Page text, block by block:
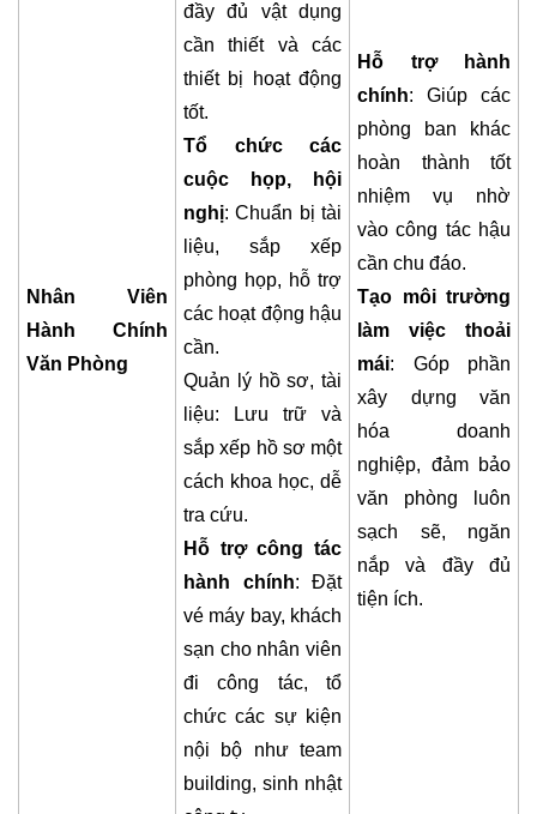
Nhân Viên
Hành Chính
Văn Phòng
đầy đủ vật dụng
cần thiết và các
thiết bị hoạt động
tốt.
Tổ chức các
cuộc họp, hội
nghị: Chuẩn bị tài
liệu, sắp xếp
phòng họp, hỗ trợ
các hoạt động hậu
cần.
Quản lý hồ sơ, tài
liệu: Lưu trữ và
sắp xếp hồ sơ một
cách khoa học, dễ
tra cứu.
Hỗ trợ công tác
hành chính: Đặt
vé máy bay, khách
sạn cho nhân viên
đi công tác, tổ
chức các sự kiện
nội bộ như team
building, sinh nhật
Hỗ trợ hành
chính: Giúp các
phòng ban khác
hoàn thành tốt
nhiệm vụ nhờ
vào công tác hậu
cần chu đáo.
Tạo môi trường
làm việc thoải
mái: Góp phần
xây dựng văn
hóa doanh
nghiệp, đảm bảo
văn phòng luôn
sạch sẽ, ngăn
nắp và đầy đủ
tiện ích.